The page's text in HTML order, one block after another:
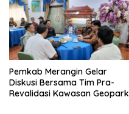
Pemkab Merangin Gelar
Diskusi Bersama Tim Pra-
Revalidasi Kawasan Geopark